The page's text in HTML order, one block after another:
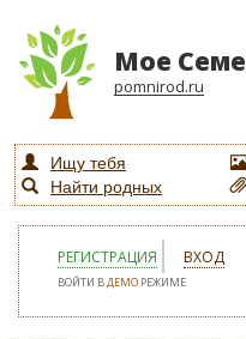
Мое
pomnirod.ru
Ищу тебя
Найти родных
РЕГИСТРАЦИЯ ВХОД
ВОЙТИ ВДЕМО РЕЖИМЕ